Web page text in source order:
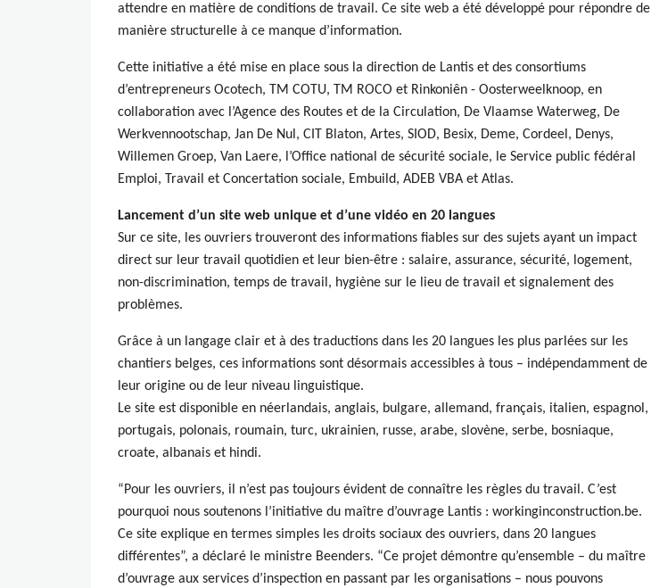
attendre en matière de conditions de travail. Ce site web a été développé pour répondre de
manière structurelle à ce manque d’information.
Cette initiative a été mise en place sous la direction de Lantis et des consortiums
d’entrepreneurs Ocotech, TM COTU, TM ROCO et Rinkoniên - Oosterweelknoop, en
collaboration avec l’Agence des Routes et de la Circulation, De Vlaamse Waterweg, De
Werkvennootschap, Jan De Nul, CIT Blaton, Artes, SIOD, Besix, Deme, Cordeel, Denys,
Willemen Groep, Van Laere, l’Office national de sécurité sociale, le Service public fédéral
Emploi, Travail et Concertation sociale, Embuild, ADEB VBA et Atlas.
Lancement d’un site web unique et d’une vidéo en 20 langues
Sur ce site, les ouvriers trouveront des informations fiables sur des sujets ayant un impact
direct sur leur travail quotidien et leur bien-être : salaire, assurance, sécurité, logement,
non-discrimination, temps de travail, hygiène sur le lieu de travail et signalement des
problèmes.
Grâce à un langage clair et à des traductions dans les 20 langues les plus parlées sur les
chantiers belges, ces informations sont désormais accessibles à tous – indépendamment de
leur origine ou de leur niveau linguistique.
Le site est disponible en néerlandais, anglais, bulgare, allemand, français, italien, espagnol,
portugais, polonais, roumain, turc, ukrainien, russe, arabe, slovène, serbe, bosniaque,
croate, albanais et hindi.
“Pour les ouvriers, il n’est pas toujours évident de connaître les règles du travail. C’est
pourquoi nous soutenons l’initiative du maître d’ouvrage Lantis : workinginconstruction.be.
Ce site explique en termes simples les droits sociaux des ouvriers, dans 20 langues
différentes”, a déclaré le ministre Beenders. “Ce projet démontre qu’ensemble – du maître
d’ouvrage aux services d’inspection en passant par les organisations – nous pouvons